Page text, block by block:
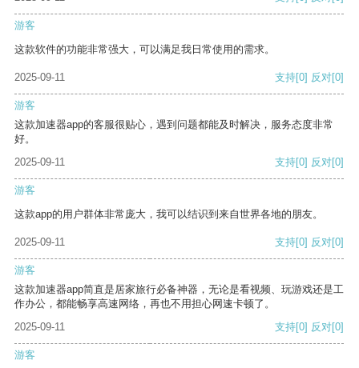
游客
这款软件的功能非常强大，可以满足我日常使用的需求。
2025-09-11 支持[0] 反对[0]
游客
这款加速器app的客服很贴心，遇到问题都能及时解决，服务态度非常
好。
2025-09-11
支持[0] 反对[0]
游客
这款app的用户群体非常庞大，我可以结识到来自世界各地的朋友。
2025-09-11 支持[0] 反对[0]
游客
这款加速器app简直是居家旅行必备神器，无论是看视频、玩游戏还是工
作办公，都能畅享高速网络，再也不用担心网速卡顿了。
2025-09-11
支持[0] 反对[0]
游客